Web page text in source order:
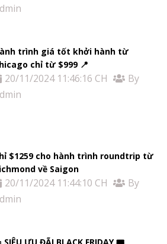
trình giá tốt khởi hành từ
chỉ từ $999 📍
20/11/2024 11:46:16 CH
By
$1259 cho hành trình roundtrip từ
về Saigon
20/11/2024 11:44:10 CH
By